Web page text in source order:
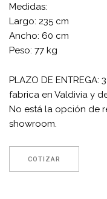
Medidas:
Largo: 235 cm
Ancho: 60 cm
Peso: 77 kg
PLAZO DE
fabrica en Valdivia y
No está la opción de
showroom.
COTIZAR